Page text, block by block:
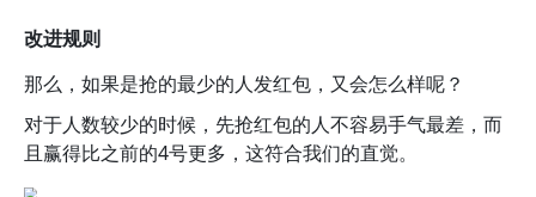
改进规则
那么，如果是抢的最少的人发红包，又会怎么样呢？
对于人数较少的时候，先抢红包的人不容易手气最差，而
且赢得比之前的4号更多，这符合我们的直觉。